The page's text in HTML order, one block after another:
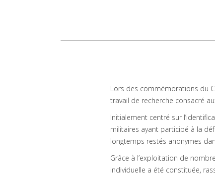
Lors des commémorations du
travail de recherche consacré
Initialement centré sur
militaires ayant participé à la
longtemps restés anonymes
Grâce à l’exploitation de
individuelle a été constituée,